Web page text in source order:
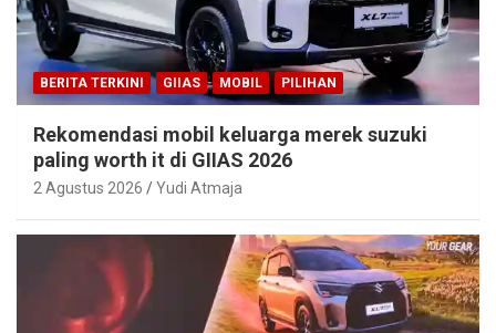
BERITA TERKINI GIIAS MOBIL PILIHAN
Rekomendasi mobil keluarga merek suzuki
paling worth it di GIIAS 2026
2 Agustus 2026 Yudi Atmaja